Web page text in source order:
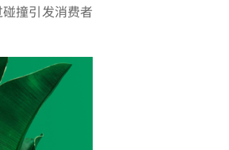
撞引发消费者